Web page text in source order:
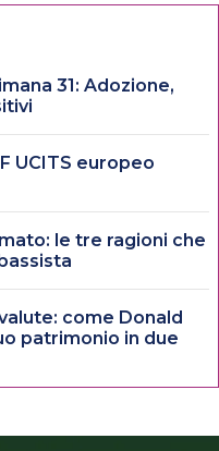
31: Adozione,
UCITS europeo
le tre ragioni che
come Donald
patrimonio in due